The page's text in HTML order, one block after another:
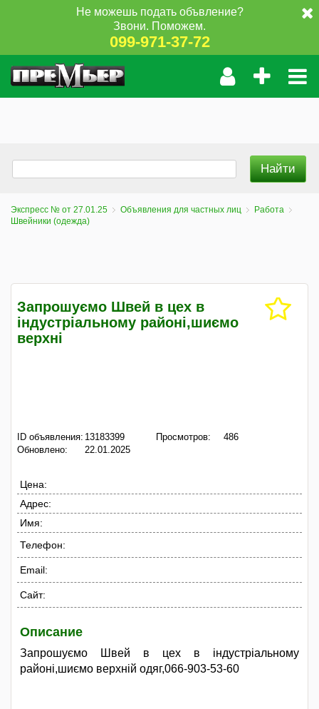
Не можешь подать объвление?
Звони. Поможем.
099-971-37-72
Экспресс № от 27.01.25 Объявления для частных лиц
Работа
Швейники (одежда)
Запрошуємо Швей в цех в
індустріальному районі,шиємо
верхні
ID объявления: 13183399
Обновлено:
22.01.2025
Просмотров: 486
Цена:
Адрес:
Имя:
Телефон:
Email:
Сайт:
Описание
Запрошуємо Швей в цех в індустріальному
районі,шиємо верхній одяг,066-903-53-60